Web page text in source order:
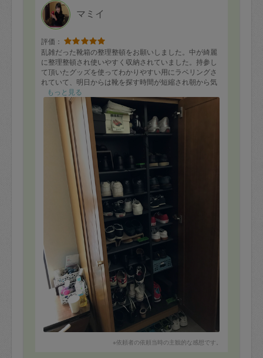
マミイ
評価：
乱雑だった靴箱の整理整頓をお願いしました。中が綺麗
に整理整頓され使いやすく収納されていました。持参し
て頂いたグッズを使ってわかりやすい用にラベリングさ
れていて、明日からは靴を探す時間が短縮され朝から気
持ちよく出かけることができそうです。娘のお部屋も見
ていただき取り出しのストレスを無くすよう指導してい
ただきました。本日は暑い中お疲れ様でした。ありがと
うございました。
もっと見る
※依頼者の依頼当時の主観的な感想です。